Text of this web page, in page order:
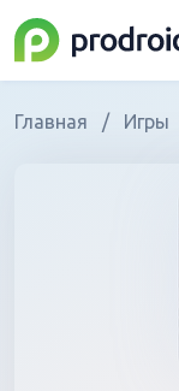
Главная / Игры